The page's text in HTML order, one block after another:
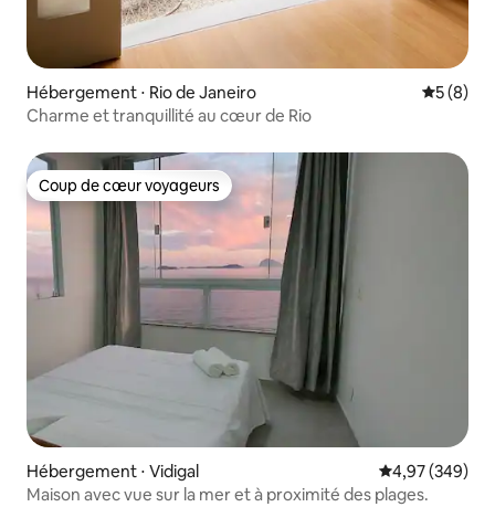
Hébergement ⋅ Rio de Janeiro
5 (8)
Charme et tranquillité au cœur de Rio
Coup de cœur voyageurs
Coup de cœur voyageurs
Hébergement ⋅ Vidigal Évaluation
4,97 (349)
Maison avec vue sur la mer et à proximité des plages.